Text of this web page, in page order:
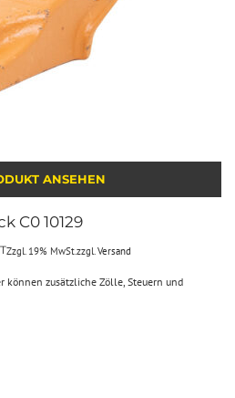
ANSEHEN
C0 10129
Zzgl. 19% MwSt.zzgl. Versand
können zusätzliche Zölle, Steuern und